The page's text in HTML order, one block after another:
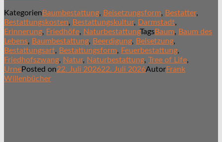
KategorienBaumbestattung, Beisetzungsform, Bestatter,
Bestattungskosten, Bestattungskultur, Darmstadt,
Erinnerung, Friedhöfe, NaturbestattungTagsBaum, Baum des
Lebens, Baumbestattung, Beerdigung, Beisetzung,
Bestattungsart, Bestattungsform, Feuerbestattung,
Friedhofszwang, Natur, Naturbestattung, Tree of Life,
UrnePosted on22. Juli 202622. Juli 2026AutorFrank
Willenbücher